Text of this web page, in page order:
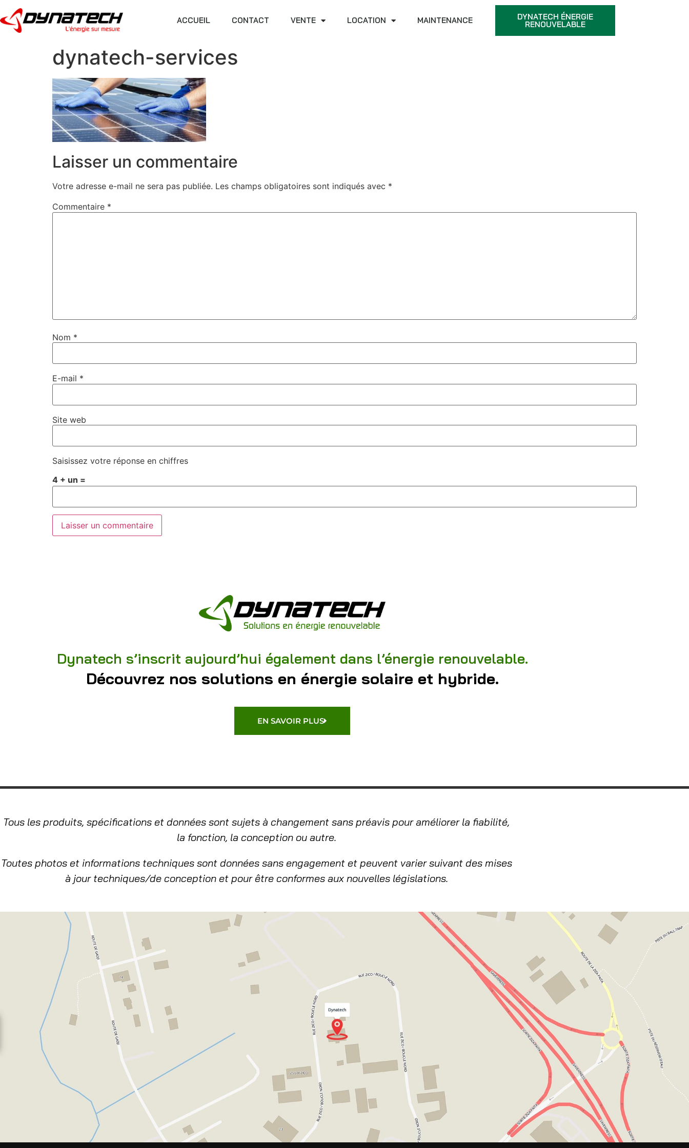
ACCUEIL CONTACT VENTE LOCATION MAINTENANCE DYNATECH ÉNERGIE
RENOUVELABLE
dynatech-services
Laisser un commentaire
Votre adresse e-mail ne sera pas publiée. Les champs obligatoires sont indiqués avec *
Commentaire *
Nom *
E-mail *
Site web
Saisissez votre réponse en chiffres
4 + un =
Dynatech s’inscrit aujourd’hui également dans l’énergie renouvelable.
Découvrez nos solutions en énergie solaire et hybride.
EN SAVOIR PLUS
Tous les produits, spécifications et données sont sujets à changement sans préavis pour améliorer la fiabilité,
la fonction, la conception ou autre.
Toutes photos et informations techniques sont données sans engagement et peuvent varier suivant des mises
à jour techniques/de conception et pour être conformes aux nouvelles législations.